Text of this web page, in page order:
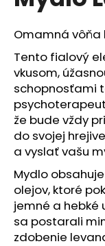
z
5
hviezdičiek.
Omamná vôňa
Tento fialový
vkusom,
schopnosťami
že bude vždy
do svojej
a vyslať vašu
Mydlo
olejov, ktoré
jemné a hebké
sa postarali
zdobenie
j
s
ť
?
O
d